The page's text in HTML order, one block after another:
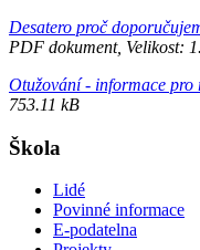
Desatero proč
PDF dokument, Velikost:
Otužování - informace pro
753.11 kB
Škola
Lidé
Povinné informace
E-podatelna